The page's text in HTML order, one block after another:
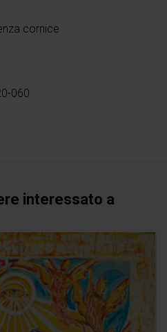
cornice
060
interessato a